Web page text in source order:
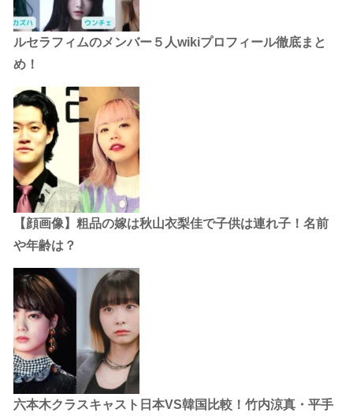
ルセラフィムのメンバー５人wikiプロフィール徹底まと
め！
【顔画像】粗品の嫁は秋山衣梨佳で子供は連れ子！名前
や年齢は？
六本木クラスキャスト日本VS韓国比較！竹内涼真・平手